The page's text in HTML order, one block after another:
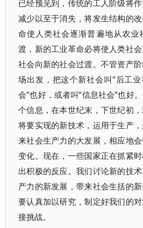
已经预见到，传统的工人阶级将
减少以至于消失，将发生结构的
命使人类社会逐渐普遍地从农业
渡，新的工业革命必将使人类社
社会向新的社会过渡。不管资产
场出发，把这个新社会叫“后工
会”也好，或者叫“信息社会”也好
个信息，在本世纪末，下世纪初
将要实现的新技术，运用于生产
来社会生产力的大发展，相应地
变化。现在，一些国家正在抓紧
出积极的反应。我们讨论新的技
产力的新发展，带来社会生括的
要认真加以研究，制定好我们的
接挑战。